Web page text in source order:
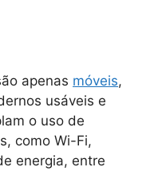
apenas móveis,
usáveis e
o uso de
como Wi-Fi,
energia, entre